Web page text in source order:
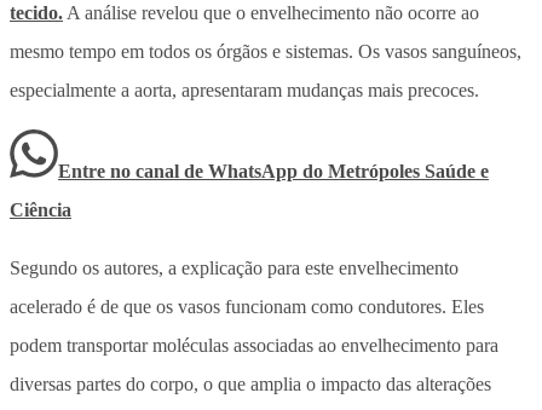
tecido. A análise revelou que o envelhecimento não ocorre ao
mesmo tempo em todos os órgãos e sistemas. Os vasos sanguíneos,
especialmente a aorta, apresentaram mudanças mais precoces.
Entre no canal de WhatsApp do Metrópoles Saúde e
Ciência
Segundo os autores, a explicação para este envelhecimento
acelerado é de que os vasos funcionam como condutores. Eles
podem transportar moléculas associadas ao envelhecimento para
diversas partes do corpo, o que amplia o impacto das alterações